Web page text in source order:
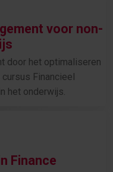
voor non-
door het optimaliseren
Financieel
het onderwijs.
Finance